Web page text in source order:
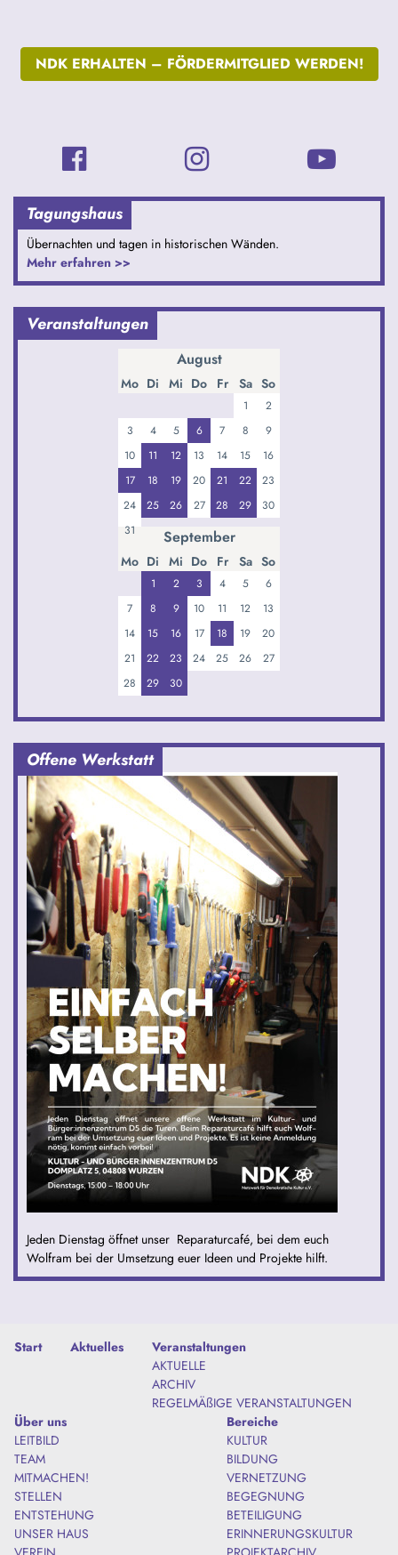
NDK ERHALTEN – FÖRDERMITGLIED WERDEN!
Tagungshaus
Übernachten und tagen in historischen Wänden.
Mehr erfahren >>
Veranstaltungen
August
Mo Di Mi Do Fr Sa So
1
2
3
4 5 6 7 8
9
10
11 12 13 14 15
16
17
18 19 20 21 22
23
24
25 26 27 28 29
30
31
September
Mo Di Mi Do Fr Sa So
1 2 3 4 5
6
7
8 9 10 11 12
13
14
15 16 17 18 19
20
21
22 23 24 25 26
27
28
29 30
Offene Werkstatt
Jeden Dienstag öffnet unser Reparaturcafé, bei dem euch
Wolfram bei der Umsetzung euer Ideen und Projekte hilft.
Start Aktuelles
Veranstaltungen
AKTUELLE
ARCHIV
REGELMÄßIGE VERANSTALTUNGEN
Über uns
LEITBILD
TEAM
MITMACHEN!
STELLEN
ENTSTEHUNG
UNSER HAUS
Bereiche
KULTUR
BILDUNG
VERNETZUNG
BEGEGNUNG
BETEILIGUNG
ERINNERUNGSKULTUR